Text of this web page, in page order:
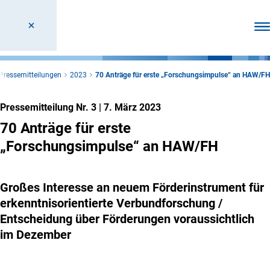
2023 70 Anträge für erste „Forschungsimpulse“ an HAW/FH
Pressemitteilung Nr. 3 | 7. März 2023
70 Anträge für erste
„Forschungsimpulse“ an HAW/FH
Großes Interesse an neuem Förderinstrument für
erkenntnisorientierte Verbundforschung /
Entscheidung über Förderungen voraussichtlich
im Dezember